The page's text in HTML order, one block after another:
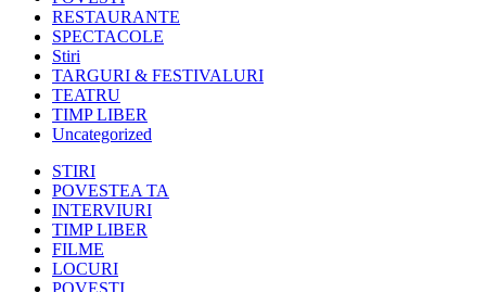
RESTAURANTE
SPECTACOLE
Stiri
TARGURI & FESTIVALURI
TEATRU
TIMP LIBER
Uncategorized
STIRI
POVESTEA TA
INTERVIURI
TIMP LIBER
FILME
LOCURI